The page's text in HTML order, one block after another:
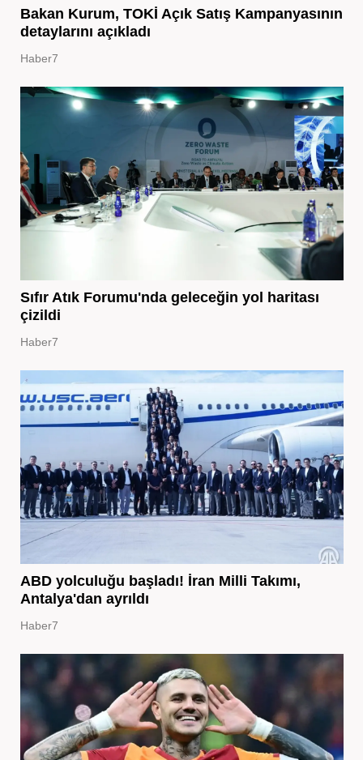
Bakan Kurum, TOKİ Açık Satış Kampanyasının
detaylarını açıkladı
Haber7
Sıfır Atık Forumu'nda geleceğin yol haritası
çizildi
Haber7
ABD yolculuğu başladı! İran Milli Takımı,
Antalya'dan ayrıldı
Haber7